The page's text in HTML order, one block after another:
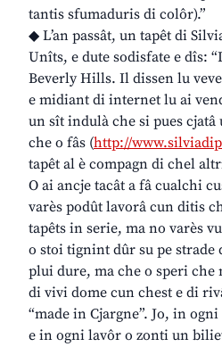
tantis sfumaduris di colôr).”
◆ L’an passât, un tapêt di
Unîts, e dute sodisfate e dîs:
Beverly Hills. Il dissen lu
e midiant di internet lu ai
un sît indulà che si pues
che o fâs (http://
tapêt al è compagn di chel
O ai ancje tacât a fâ cualchi
varès podût lavorâ cun ditis
tapêts in serie, ma no varès
o stoi tignint dûr su pe strade
plui dure, ma che o speri
di vivi dome cun chest e di
“made in Cjargne”. Jo, in
e in ogni lavôr o zonti un